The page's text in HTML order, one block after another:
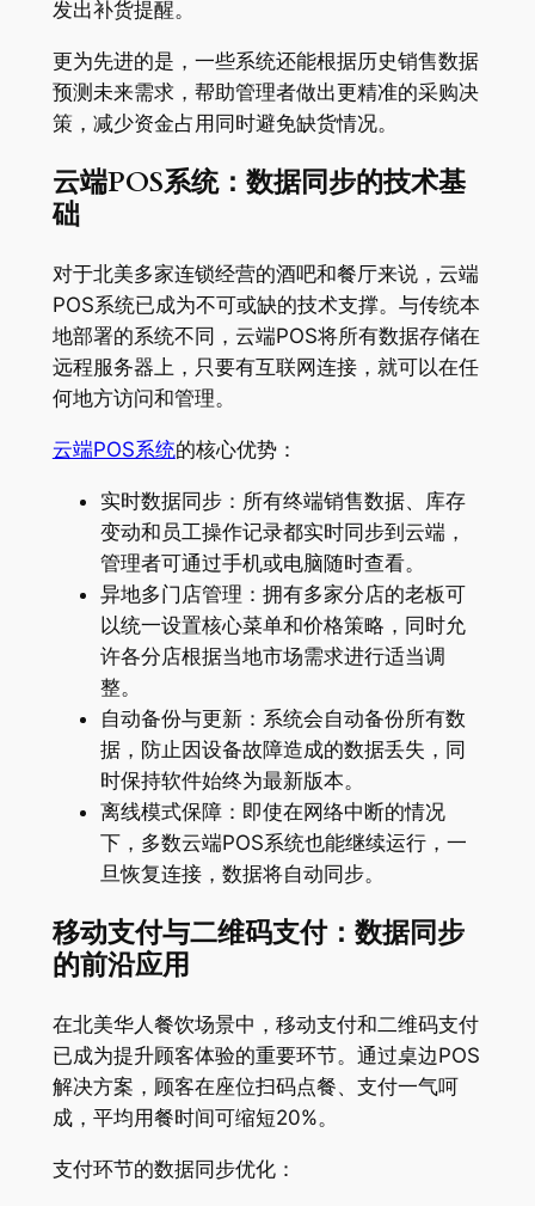
发出补货提醒。
更为先进的是，一些系统还能根据历史销售数据
预测未来需求，帮助管理者做出更精准的采购决
策，减少资金占用同时避免缺货情况。
云端POS系统：数据同步的技术基
础
对于北美多家连锁经营的酒吧和餐厅来说，云端
POS系统已成为不可或缺的技术支撑。与传统本
地部署的系统不同，云端POS将所有数据存储在
远程服务器上，只要有互联网连接，就可以在任
何地方访问和管理。
云端POS系统的核心优势：
实时数据同步：所有终端销售数据、库存
变动和员工操作记录都实时同步到云端，
管理者可通过手机或电脑随时查看。
异地多门店管理：拥有多家分店的老板可
以统一设置核心菜单和价格策略，同时允
许各分店根据当地市场需求进行适当调
整。
自动备份与更新：系统会自动备份所有数
据，防止因设备故障造成的数据丢失，同
时保持软件始终为最新版本。
离线模式保障：即使在网络中断的情况
下，多数云端POS系统也能继续运行，一
旦恢复连接，数据将自动同步。
移动支付与二维码支付：数据同步
的前沿应用
在北美华人餐饮场景中，移动支付和二维码支付
已成为提升顾客体验的重要环节。通过桌边POS
解决方案，顾客在座位扫码点餐、支付一气呵
成，平均用餐时间可缩短20%。
支付环节的数据同步优化：